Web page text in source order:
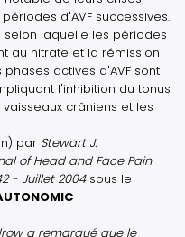
d'AVF successives.
selon laquelle les périodes
au nitrate et la rémission
actives d'AVF sont
l'inhibition du tonus
crâniens et les
par Stewart J.
of Head and Face Pain
- Juillet 2004sous le
a remarqué que le